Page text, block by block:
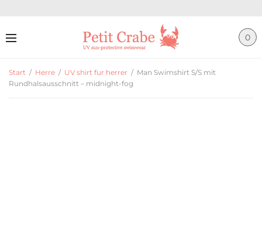
0
Start / Herre / UV shirt fur herrer / Man Swimshirt S/S mit
Rundhalsausschnitt – midnight-fog